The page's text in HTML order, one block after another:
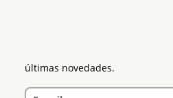
últimas novedades.